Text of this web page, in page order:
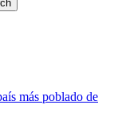
más poblado de